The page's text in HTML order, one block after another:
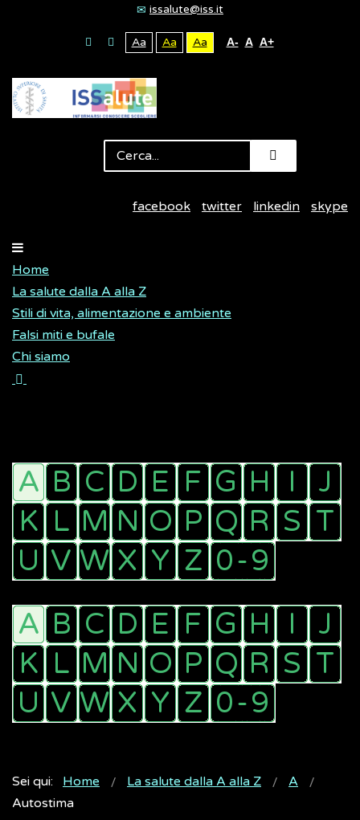
issalute@iss.it
Aa Aa Aa A- A A+
facebook twitter linkedin skype
Home
La salute dalla A alla Z
Stili di vita, alimentazione e ambiente
Falsi miti e bufale
Chi siamo
Sei qui: Home La salute dalla A alla Z
A
Autostima